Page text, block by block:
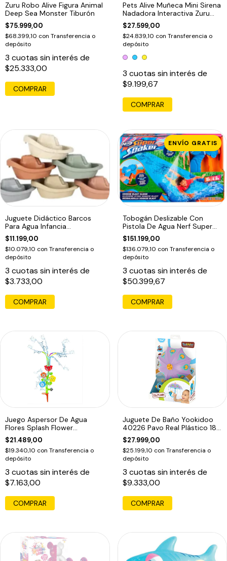
Zuru Robo Alive Figura Animal
Deep Sea Monster Tiburón
$75.999,00
$68.399,10 con Transferencia o
depósito
3 cuotas sin interés de
$25.333,00
COMPRAR
Pets Alive Muñeca Mini Sirena
Nadadora Interactiva Zuru
Rosa
$27.599,00
$24.839,10 con Transferencia o
depósito
3 cuotas sin interés de
$9.199,67
COMPRAR
Juguete Didáctico Barcos
Para Agua Infancia
Montessori Multicolor
$11.199,00
$10.079,10 con Transferencia o
depósito
3 cuotas sin interés de
$3.733,00
ENVÍO GRATIS
Tobogán Deslizable Con
Pistola De Agua Nerf Super
Soaker Celeste
$151.199,00
$136.079,10 con Transferencia o
depósito
3 cuotas sin interés de
$50.399,67
Juego Aspersor De Agua
Flores Splash Flower
Multicolor
$21.489,00
$19.340,10 con Transferencia o
depósito
3 cuotas sin interés de
$7.163,00
Juguete De Baño Yookidoo
40226 Pavo Real Plástico 18-
24 Meses
$27.999,00
$25.199,10 con Transferencia o
depósito
3 cuotas sin interés de
$9.333,00